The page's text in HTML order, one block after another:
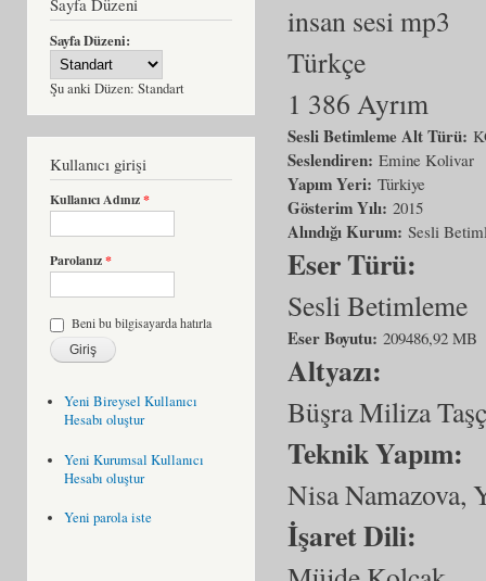
Sayfa Düzeni:
Şu anki Düzen: Standart
Kullanıcı girişi
Kullanıcı Adınız*
Parolanız*
Beni bu bilgisayarda hatırla
Yeni Bireysel Kullanıcı
Hesabı oluştur
Yeni Kurumsal Kullanıcı
Hesabı oluştur
Yeni parola iste
insan sesi mp3
Türkçe
1 386 Ayrım
Sesli Betimleme Alt Türü:
Seslendiren: Emine Kolivar
Yapım Yeri: Türkiye
Gösterim Yılı: 2015
Alındığı Kurum: Sesli
Eser Türü:
Sesli Betimleme
Eser Boyutu: 209486,92 MB
Altyazı:
Büşra Miliza
Teknik Yapım:
Nisa Namazova,
İşaret Dili: